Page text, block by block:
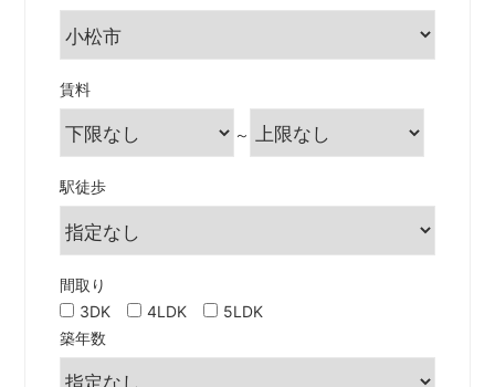
賃料
～
駅徒歩
間取り
3DK
4LDK
5LDK
築年数